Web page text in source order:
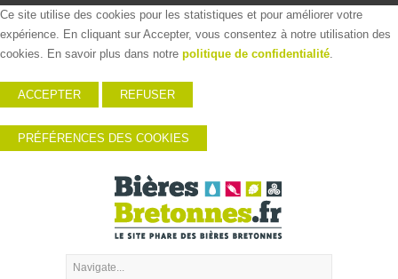
Ce site utilise des cookies pour les statistiques et pour améliorer votre
expérience. En cliquant sur Accepter, vous consentez à notre utilisation des
cookies. En savoir plus dans notre politique de confidentialité.
ACCEPTER REFUSER
PRÉFÉRENCES DES COOKIES